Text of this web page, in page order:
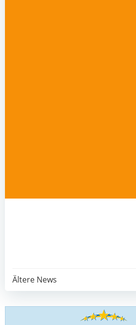
Post
navigation
Ältere News